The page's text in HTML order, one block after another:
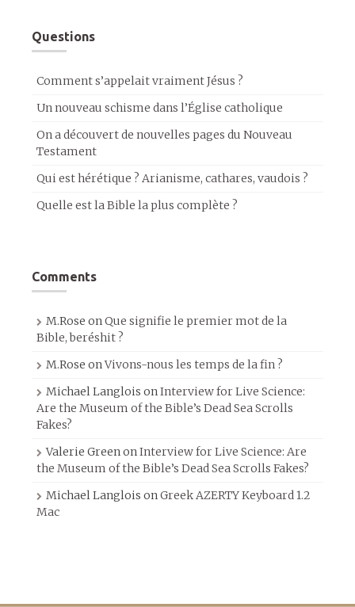
Questions
Comment s’appelait vraiment Jésus ?
Un nouveau schisme dans l’Église catholique
On a découvert de nouvelles pages du Nouveau
Testament
Qui est hérétique ? Arianisme, cathares, vaudois ?
Quelle est la Bible la plus complète ?
Comments
M.Rose onQue signifie le premier mot de la
Bible, beréshit ?
M.Rose onVivons-nous les temps de la fin ?
Michael Langlois onInterview for Live Science:
Are the Museum of the Bible’s Dead Sea Scrolls
Fakes?
Valerie GreenonInterview for Live Science: Are
the Museum of the Bible’s Dead Sea Scrolls Fakes?
Michael Langlois onGreek AZERTY Keyboard 1.2
Mac